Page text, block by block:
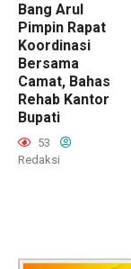
Bang Arul
Pimpin Rapat
Koordinasi
Bersama
Camat, Bahas
Rehab Kantor
Bupati
53
Redaksi